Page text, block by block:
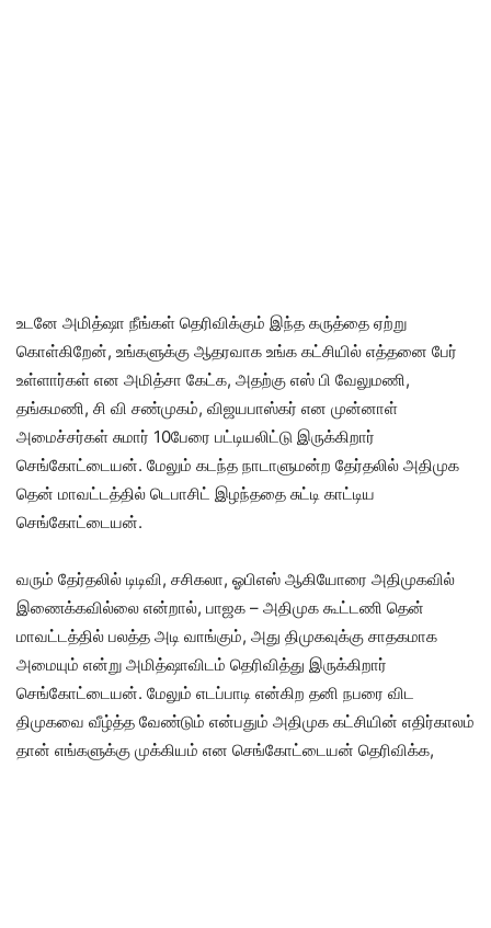
உடனே அமித்ஷா நீங்கள் தெரிவிக்கும் இந்த கருத்தை ஏற்று
கொள்கிறேன், உங்களுக்கு ஆதரவாக உங்க கட்சியில் எத்தனை பேர்
உள்ளார்கள் என அமித்சா கேட்க, அதற்கு எஸ் பி வேலுமணி,
தங்கமணி, சி வி சண்முகம், விஜயபாஸ்கர் என முன்னாள்
அமைச்சர்கள் சுமார் 10பேரை பட்டியலிட்டு இருக்கிறார்
செங்கோட்டையன். மேலும் கடந்த நாடாளுமன்ற தேர்தலில் அதிமுக
தென் மாவட்டத்தில் டெபாசிட் இழந்ததை சுட்டி காட்டிய
செங்கோட்டையன்.
வரும் தேர்தலில் டிடிவி, சசிகலா, ஓபிஎஸ் ஆகியோரை அதிமுகவில்
இணைக்கவில்லை என்றால், பாஜக – அதிமுக கூட்டணி தென்
மாவட்டத்தில் பலத்த அடி வாங்கும், அது திமுகவுக்கு சாதகமாக
அமையும் என்று அமித்ஷாவிடம் தெரிவித்து இருக்கிறார்
செங்கோட்டையன். மேலும் எடப்பாடி என்கிற தனி நபரை விட
திமுகவை வீழ்த்த வேண்டும் என்பதும் அதிமுக கட்சியின் எதிர்காலம்
தான் எங்களுக்கு முக்கியம் என செங்கோட்டையன் தெரிவிக்க,